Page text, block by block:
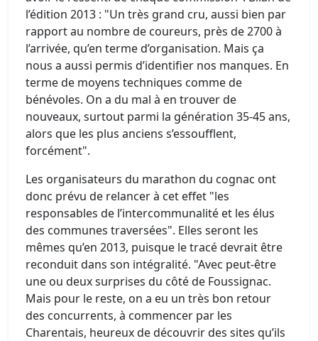
l’édition 2013 : "Un très grand cru, aussi bien par
rapport au nombre de coureurs, près de 2700 à
l’arrivée, qu’en terme d’organisation. Mais ça
nous a aussi permis d’identifier nos manques. En
terme de moyens techniques comme de
bénévoles. On a du mal à en trouver de
nouveaux, surtout parmi la génération 35-45 ans,
alors que les plus anciens s’essoufflent,
forcément".
Les organisateurs du marathon du cognac ont
donc prévu de relancer à cet effet "les
responsables de l’intercommunalité et les élus
des communes traversées". Elles seront les
mêmes qu’en 2013, puisque le tracé devrait être
reconduit dans son intégralité. "Avec peut-être
une ou deux surprises du côté de Foussignac.
Mais pour le reste, on a eu un très bon retour
des concurrents, à commencer par les
Charentais, heureux de découvrir des sites qu’ils